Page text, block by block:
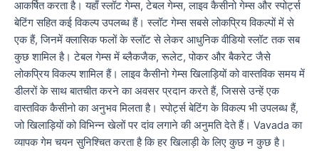
आकर्षित करता है। यहाँ स्लॉट गेम्स, टेबल गेम्स, लाइव कैसीनो गेम्स और स्पोर्ट्स
बेटिंग सहित कई विकल्प उपलब्ध हैं। स्लॉट गेम्स सबसे लोकप्रिय विकल्पों में से
एक हैं, जिनमें क्लासिक फलों के स्लॉट से लेकर आधुनिक वीडियो स्लॉट तक सब
कुछ शामिल है। टेबल गेम्स में ब्लैकजैक, रूलेट, पोकर और बैकरेट जैसे
लोकप्रिय विकल्प शामिल हैं। लाइव कैसीनो गेम्स खिलाड़ियों को वास्तविक समय में
डीलरों के साथ बातचीत करने का अवसर प्रदान करते हैं, जिससे उन्हें एक
वास्तविक कैसीनो का अनुभव मिलता है। स्पोर्ट्स बेटिंग के विकल्प भी उपलब्ध हैं,
जो खिलाड़ियों को विभिन्न खेलों पर दांव लगाने की अनुमति देते हैं। Vavada का
व्यापक गेम चयन सुनिश्चित करता है कि हर खिलाड़ी के लिए कुछ न कुछ है।